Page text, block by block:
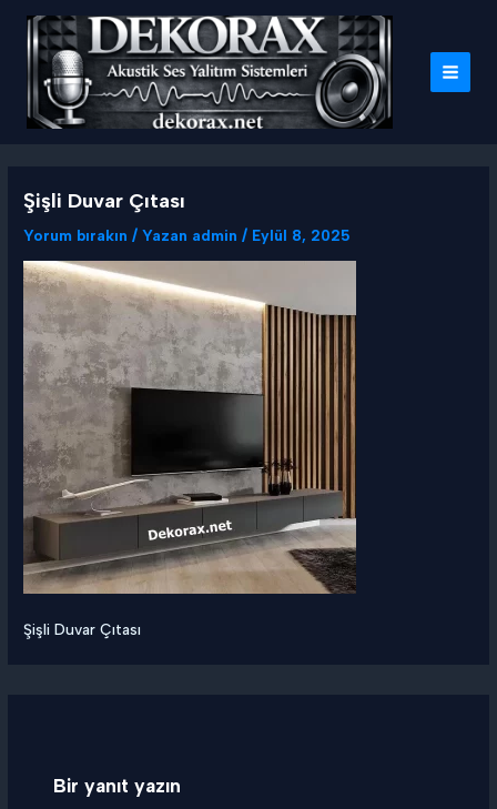
Şişli Duvar Çıtası
Yorum bırakın / Yazan admin/ Eylül 8, 2025
Şişli Duvar Çıtası
Bir yanıt yazın